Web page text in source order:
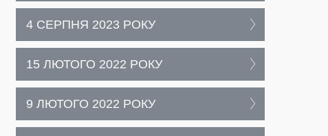
4 СЕРПНЯ 2023 РОКУ
15 ЛЮТОГО 2022 РОКУ
9 ЛЮТОГО 2022 РОКУ